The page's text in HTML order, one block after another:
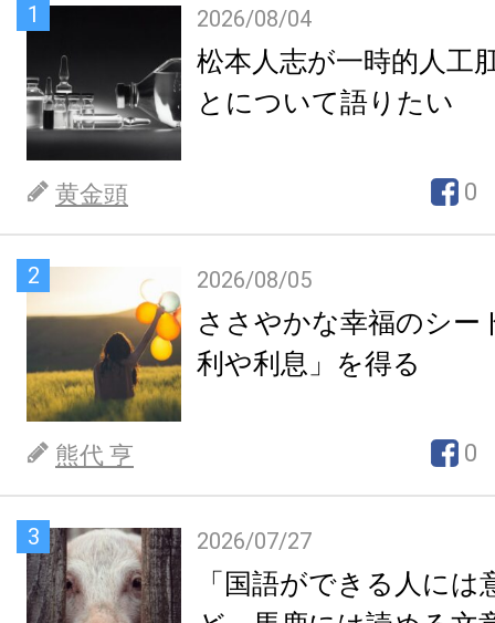
1 2026/08/04
松本人志が一時的人工
とについて語りたい
黄金頭 0
2 2026/08/05
ささやかな幸福のシー
利や利息」を得る
熊代 亨 0
3 2026/07/27
「国語ができる人には